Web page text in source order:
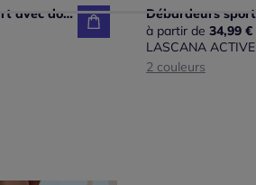
T-shirt technique court avec dos découpé en polyester
à partir de 34,99 €
LASCANA ACTIVE
2 couleurs